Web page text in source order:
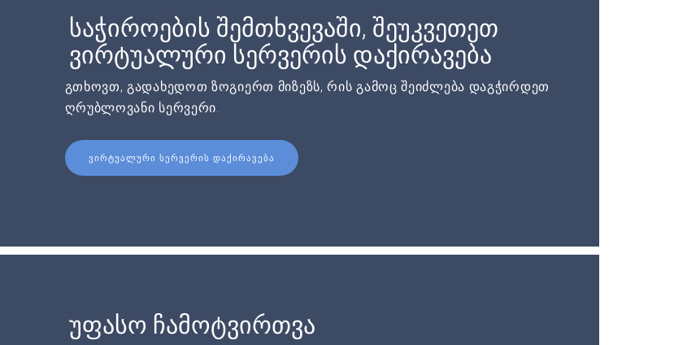
საჭიროების შემთხვევაში, შეუკვეთეთ
ვირტუალური სერვერის დაქირავება
გთხოვთ, გადახედოთ ზოგიერთ მიზეზს, რის გამოც შეიძლება დაგჭირდეთ
ღრუბლოვანი სერვერი.
ᲕᲘᲠᲢᲣᲐᲚᲣᲠᲘ ᲡᲔᲠᲕᲔᲠᲘᲡ ᲓᲐᲥᲘᲠᲐᲕᲔᲑᲐ
უფასო ჩამოტვირთვა